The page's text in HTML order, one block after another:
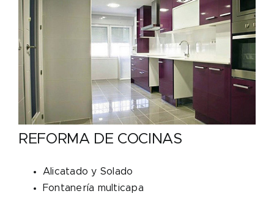
REFORMA DE COCINAS
Alicatado y Solado
Fontanería multicapa